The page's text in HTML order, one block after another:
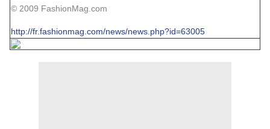
© 2009 FashionMag.com
http://fr.fashionmag.com/news/news.php?id=63005